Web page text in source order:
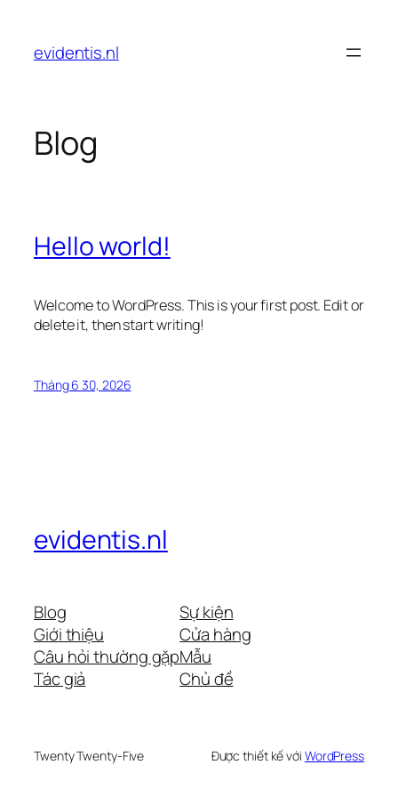
phầnevidentis.nl
Blog
Hello world!
Welcome to WordPress. This is your first post. Edit or
delete it, then start writing!
Tháng 6 30, 2026
evidentis.nl
Blog
Giới thiệu
Câu hỏi thường gặp
Tác giả
Sự kiện
Cửa hàng
Mẫu
Chủ đề
Twenty Twenty-Five Được thiết kế với WordPress